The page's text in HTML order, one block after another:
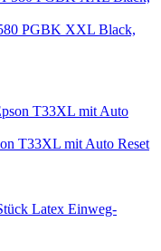
PGBK XXL Black,
T33XL mit Auto Reset
Latex Einweg-